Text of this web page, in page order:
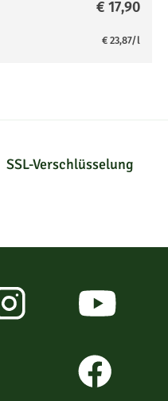
€ 17,90
€23,87/l
SSL-Verschlüsselung